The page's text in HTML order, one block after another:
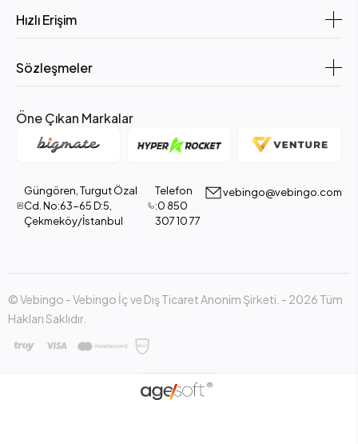
Hızlı Erişim
Sözleşmeler
Öne Çıkan Markalar
Güngören, Turgut Özal
Cd. No:63-65 D:5,
Çekmeköy/İstanbul
Telefon
:0 850
307 10 77
vebingo@vebingo.com
© Vebingo - Vebingo İç ve Dış Ticaret Anonim Şirketi. - 2026 Tüm
Hakları Saklıdır.